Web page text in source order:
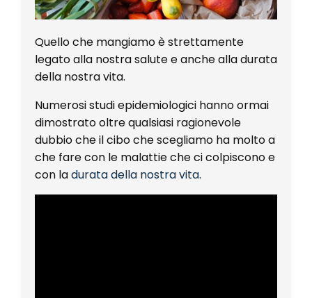
Quello che mangiamo è strettamente
legato alla nostra salute e anche alla durata
della nostra vita.
Numerosi studi epidemiologici hanno ormai
dimostrato oltre qualsiasi ragionevole
dubbio che il cibo che scegliamo ha molto a
che fare con le malattie che ci colpiscono e
con ladurata della nostra vita.